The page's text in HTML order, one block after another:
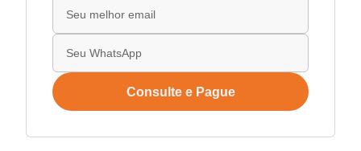
Consulte e Pague